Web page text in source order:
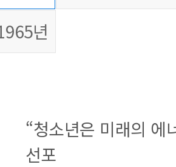
년
“청소년은 미래의 에
선포